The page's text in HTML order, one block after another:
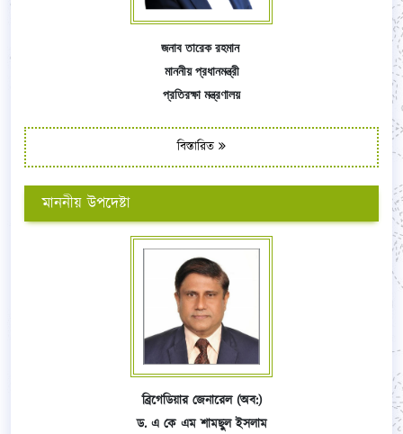
জনাব তারেক রহমান
মাননীয় প্রধানমন্ত্রী
প্রতিরক্ষা মন্ত্রণালয়
বিস্তারিত
মাননীয় উপদেষ্টা
ব্রিগেডিয়ার জেনারেল (অব:)
ড. এ কে এম শামছুল ইসলাম